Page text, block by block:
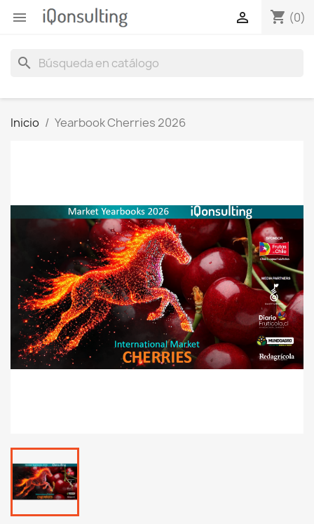
 shopping_cart (0)

search
Inicio Yearbook Cherries 2026